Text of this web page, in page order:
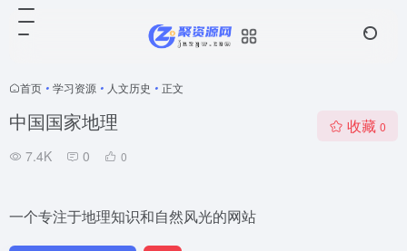
首页 • 学习资源 • 人文历史 • 正文
中国国家地理
7.4K 0 0
收藏 0
一个专注于地理知识和自然风光的网站